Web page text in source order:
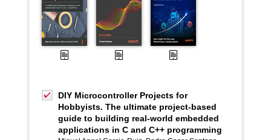
DIY Microcontroller Projects for
Hobbyists. The ultimate project-based
guide to building real-world embedded
applications in C and C++ programming